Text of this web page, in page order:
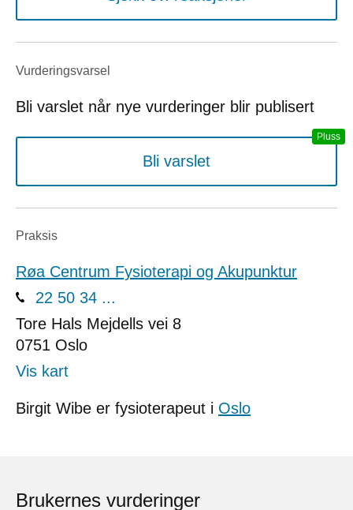
Vurderings­varsel
Bli varslet når nye vurderinger blir publisert
Bli varslet
Praksis
Røa Centrum Fysioterapi og Akupunktur
22 50 34 ...
Tore Hals Mejdells vei 8
0751 Oslo
Vis kart
Birgit Wibe er fysioterapeut i Oslo
Brukernes vurderinger